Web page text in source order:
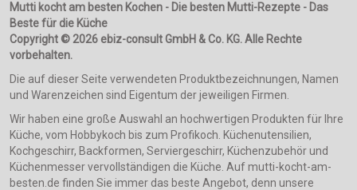
Mutti kocht am besten Kochen - Die besten Mutti-Rezepte - Das
Beste für die Küche
Copyright © 2026 ebiz-consult GmbH & Co. KG. Alle Rechte
vorbehalten.
Die auf dieser Seite verwendeten Produktbezeichnungen, Namen
und Warenzeichen sind Eigentum der jeweiligen Firmen.
Wir haben eine große Auswahl an hochwertigen Produkten für Ihre
Küche, vom Hobbykoch bis zum Profikoch. Küchenutensilien,
Kochgeschirr, Backformen, Serviergeschirr, Küchenzubehör und
Küchenmesser vervollständigen die Küche. Auf mutti-kocht-am-
besten.de finden Sie immer das beste Angebot, denn unsere